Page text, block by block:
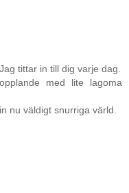
tittar in till dig varje dag.
med lite lagoma
nu väldigt snurriga värld.